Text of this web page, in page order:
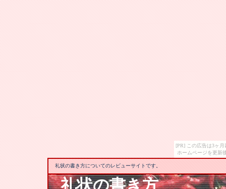
[PR] この広告は3ヶ
ホームページを更新
礼状の書き方についてのレビューサイトです。
礼状の書き方